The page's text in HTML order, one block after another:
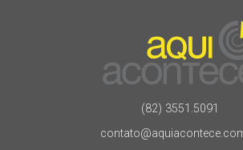
(82) 3551.5091